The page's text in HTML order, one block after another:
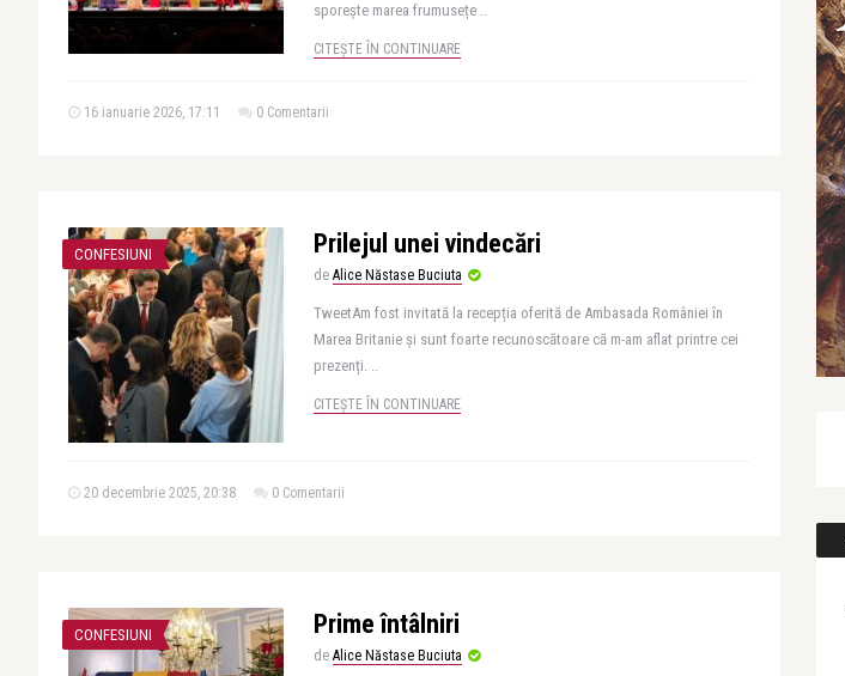
sporește marea frumusețe ..
CITEȘTE ÎN CONTINUARE
16 ianuarie 2026, 17:11 0 Comentarii
CONFESIUNI Prilejul unei vindecări
de Alice Năstase Buciuta
TweetAm fost invitată la recepția oferită de Ambasada României în
Marea Britanie și sunt foarte recunoscătoare că m-am aflat printre cei
prezenți. ..
CITEȘTE ÎN CONTINUARE
20 decembrie 2025, 20:38 0 Comentarii
CONFESIUNI Prime întâlniri
de Alice Năstase Buciuta